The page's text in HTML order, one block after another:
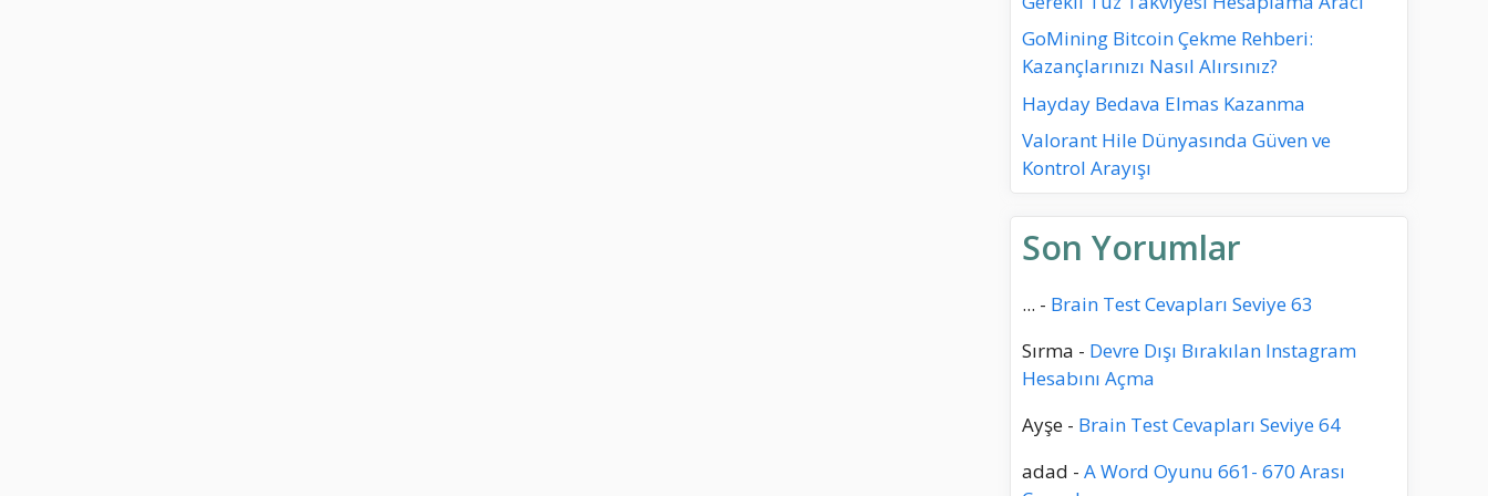
GoMining Bitcoin Çekme Rehberi:
Kazançlarınızı Nasıl Alırsınız?
Hayday Bedava Elmas Kazanma
Valorant Hile Dünyasında Güven ve
Kontrol Arayışı
Son Yorumlar
... - Brain Test Cevapları Seviye 63
Sırma - Devre Dışı Bırakılan Instagram
Hesabını Açma
Ayşe - Brain Test Cevapları Seviye 64
adad - A Word Oyunu 661- 670 Arası